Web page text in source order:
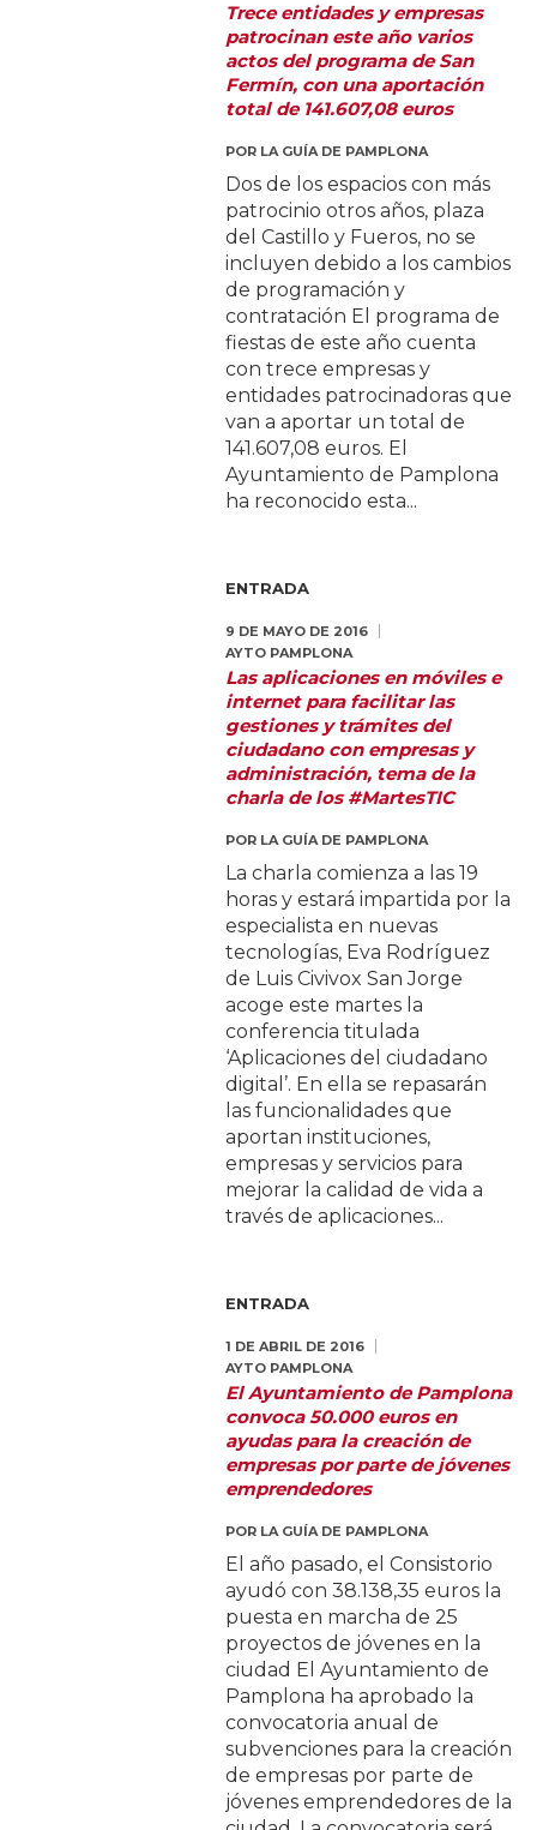
Trece entidades y empresas
patrocinan este año varios
actos del programa de San
Fermín, con una aportación
total de 141.607,08 euros
POR LA GUÍA DE PAMPLONA
Dos de los espacios con más
patrocinio otros años, plaza
del Castillo y Fueros, no se
incluyen debido a los cambios
de programación y
contratación El programa de
fiestas de este año cuenta
con trece empresas y
entidades patrocinadoras que
van a aportar un total de
141.607,08 euros. El
Ayuntamiento de Pamplona
ha reconocido esta...
ENTRADA
9 DE MAYO DE 2016
AYTO PAMPLONA
Las aplicaciones en móviles e
internet para facilitar las
gestiones y trámites del
ciudadano con empresas y
administración, tema de la
charla de los #MartesTIC
POR LA GUÍA DE PAMPLONA
La charla comienza a las 19
horas y estará impartida por la
especialista en nuevas
tecnologías, Eva Rodríguez
de Luis Civivox San Jorge
acoge este martes la
conferencia titulada
‘Aplicaciones del ciudadano
digital’. En ella se repasarán
las funcionalidades que
aportan instituciones,
empresas y servicios para
mejorar la calidad de vida a
través de aplicaciones...
ENTRADA
1 DE ABRIL DE 2016
AYTO PAMPLONA
El Ayuntamiento de Pamplona
convoca 50.000 euros en
ayudas para la creación de
empresas por parte de jóvenes
emprendedores
POR LA GUÍA DE PAMPLONA
El año pasado, el Consistorio
ayudó con 38.138,35 euros la
puesta en marcha de 25
proyectos de jóvenes en la
ciudad El Ayuntamiento de
Pamplona ha aprobado la
convocatoria anual de
subvenciones para la creación
de empresas por parte de
jóvenes emprendedores de la